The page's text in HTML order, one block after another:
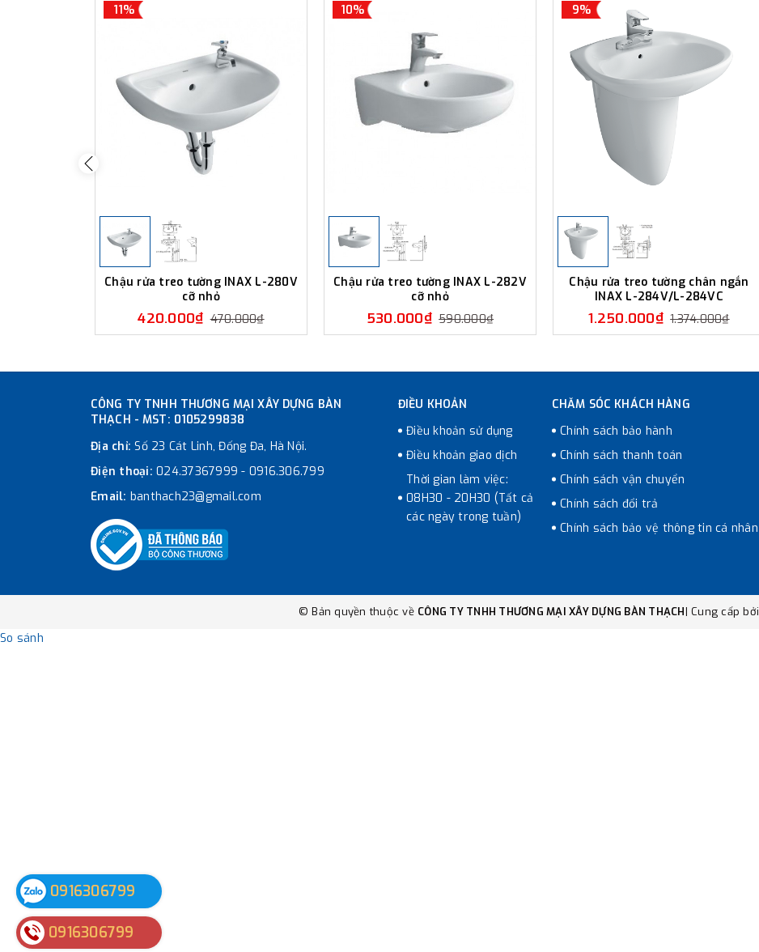
11%
Chậu rửa treo tường INAX L-280V
cỡ nhỏ
420.000₫ 470.000₫
10%
Chậu rửa treo tường INAX L-282V
cỡ nhỏ
530.000₫ 590.000₫
9%
Chậu rửa treo tường chân ngắn
INAX L-284V/L-284VC
1.250.000₫ 1.374.000₫
CÔNG TY TNHH THƯƠNG MẠI XÂY DỰNG BÀN
THẠCH - MST: 0105299838
Địa chỉ:Số 23 Cát Linh, Đống Đa, Hà Nội.
Điện thoại: 024.37367999 - 0916.306.799
Email: banthach23@gmail.com
ĐIỀU KHOẢN
Điều khoản sử dụng
Điều khoản giao dịch
Thời gian làm việc:
08H30 - 20H30 (Tất cả
các ngày trong tuần)
CHĂM SÓC KHÁCH HÀNG
Chính sách bảo hành
Chính sách thanh toán
Chính sách vận chuyển
Chính sách đổi trả
Chính sách bảo vệ thông tin cá nhân
© Bản quyền thuộc về CÔNG TY TNHH THƯƠNG MẠI XÂY DỰNG BÀN THẠCH| Cung cấp bởi
0916306799
0916306799
So sánh